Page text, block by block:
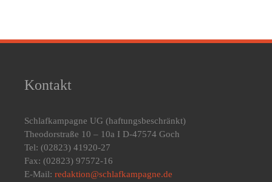
Kontakt
Schlafkampagne UG (haftungsbeschränkt)
Theodorstraße 10 – 10a I D-47574 Goch
Tel: (02823) 41920-27
Fax: (02823) 97572-16
E-Mail: redaktion@schlafkampagne.de